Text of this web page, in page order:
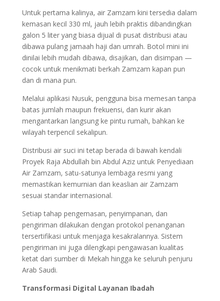
Untuk pertama kalinya, air Zamzam kini tersedia dalam
kemasan kecil 330 ml, jauh lebih praktis dibandingkan
galon 5 liter yang biasa dijual di pusat distribusi atau
dibawa pulang jamaah haji dan umrah. Botol mini ini
dinilai lebih mudah dibawa, disajikan, dan disimpan —
cocok untuk menikmati berkah Zamzam kapan pun
dan di mana pun.
Melalui aplikasi Nusuk, pengguna bisa memesan tanpa
batas jumlah maupun frekuensi, dan kurir akan
mengantarkan langsung ke pintu rumah, bahkan ke
wilayah terpencil sekalipun.
Distribusi air suci ini tetap berada di bawah kendali
Proyek Raja Abdullah bin Abdul Aziz untuk Penyediaan
Air Zamzam, satu-satunya lembaga resmi yang
memastikan kemurnian dan keaslian air Zamzam
sesuai standar internasional.
Setiap tahap pengemasan, penyimpanan, dan
pengiriman dilakukan dengan protokol penanganan
tersertifikasi untuk menjaga kesakralannya. Sistem
pengiriman ini juga dilengkapi pengawasan kualitas
ketat dari sumber di Mekah hingga ke seluruh penjuru
Arab Saudi.
Transformasi Digital Layanan Ibadah